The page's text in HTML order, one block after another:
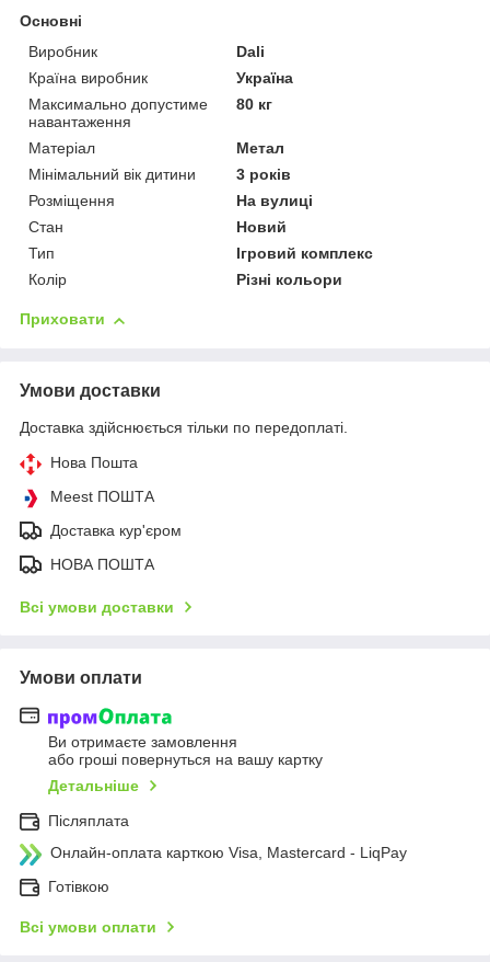
Основні
Виробник
Dali
Країна виробник
Україна
Максимально допустиме
навантаження
80 кг
Матеріал
Метал
Мінімальний вік дитини
3 років
Розміщення
На вулиці
Стан
Новий
Тип
Ігровий комплекс
Колір
Різні кольори
Приховати
Умови доставки
Доставка здійснюється тільки по передоплаті.
Нова Пошта
Meest ПОШТА
Доставка кур'єром
НОВА ПОШТА
Всі умови доставки
Умови оплати
Ви отримаєте замовлення
або гроші повернуться на вашу картку
Детальніше
Післяплата
Онлайн-оплата карткою Visa, Mastercard - LiqPay
Готівкою
Всі умови оплати